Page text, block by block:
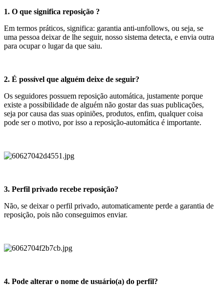
1. O que significa reposição ?
Em termos práticos, significa: garantia anti-unfollows, ou seja, se
uma pessoa deixar de lhe seguir, nosso sistema detecta, e envia outra
para ocupar o lugar da que saiu.
2. É possível que alguém deixe de seguir?
Os seguidores possuem reposição automática, justamente porque
existe a possibilidade de alguém não gostar das suas publicações,
seja por causa das suas opiniões, produtos, enfim, qualquer coisa
pode ser o motivo, por isso a reposição-automática é importante.
3. Perfil privado recebe reposição?
Não, se deixar o perfil privado, automaticamente perde a garantia de
reposição, pois não conseguimos enviar.
4. Pode alterar o nome de usuário(a) do perfil?